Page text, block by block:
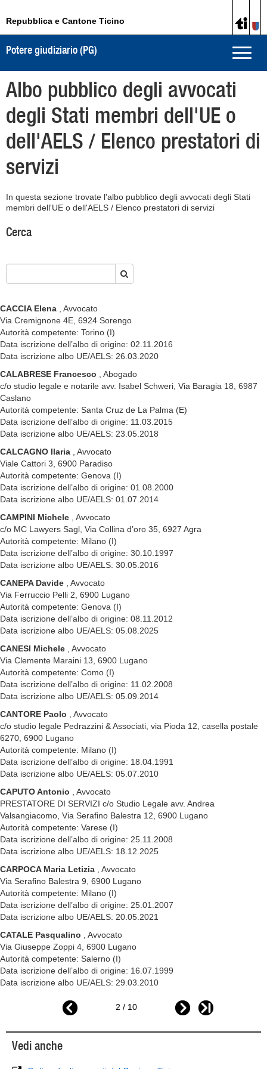
Repubblica e Cantone Ticino
Toggle
Potere giudiziario (PG)
Albo pubblico degli avvocati
degli Stati membri dell'UE o
dell'AELS / Elenco prestatori di
servizi
In questa sezione trovate l'albo pubblico degli avvocati degli Stati
membri dell'UE o dell'AELS / Elenco prestatori di servizi
Cerca
CACCIA Elena , Avvocato
Via Cremignone 4E, 6924 Sorengo
Autorità competente: Torino (I)
Data iscrizione dell’albo di origine: 02.11.2016
Data iscrizione albo UE/AELS: 26.03.2020
CALABRESE Francesco , Abogado
c/o studio legale e notarile avv. Isabel Schweri, Via Baragia 18, 6987
Caslano
Autorità competente: Santa Cruz de La Palma (E)
Data iscrizione dell’albo di origine: 11.03.2015
Data iscrizione albo UE/AELS: 23.05.2018
CALCAGNO Ilaria , Avvocato
Viale Cattori 3, 6900 Paradiso
Autorità competente: Genova (I)
Data iscrizione dell’albo di origine: 01.08.2000
Data iscrizione albo UE/AELS: 01.07.2014
CAMPINI Michele
, Avvocato
c/o MC Lawyers Sagl, Via Collina d’oro 35, 6927 Agra
Autorità competente: Milano (I)
Data iscrizione dell’albo di origine: 30.10.1997
Data iscrizione albo UE/AELS: 30.05.2016
CANEPA Davide , Avvocato
Via Ferruccio Pelli 2, 6900 Lugano
Autorità competente: Genova (I)
Data iscrizione dell’albo di origine: 08.11.2012
Data iscrizione albo UE/AELS: 05.08.2025
CANESI Michele , Avvocato
Via Clemente Maraini 13, 6900 Lugano
Autorità competente: Como (I)
Data iscrizione dell’albo di origine: 11.02.2008
Data iscrizione albo UE/AELS: 05.09.2014
CANTORE Paolo , Avvocato
c/o studio legale Pedrazzini & Associati, via Pioda 12, casella postale
6270, 6900 Lugano
Autorità competente: Milano (I)
Data iscrizione dell’albo di origine: 18.04.1991
Data iscrizione albo UE/AELS: 05.07.2010
CAPUTO Antonio , Avvocato
PRESTATORE DI SERVIZI c/o Studio Legale avv. Andrea
Valsangiacomo, Via Serafino Balestra 12, 6900 Lugano
Autorità competente: Varese (I)
Data iscrizione dell’albo di origine: 25.11.2008
Data iscrizione albo UE/AELS: 18.12.2025
CARPOCA Maria Letizia
, Avvocato
Via Serafino Balestra 9, 6900 Lugano
Autorità competente: Milano (I)
Data iscrizione dell’albo di origine: 25.01.2007
Data iscrizione albo UE/AELS: 20.05.2021
CATALE Pasqualino
, Avvocato
Via Giuseppe Zoppi 4, 6900 Lugano
Autorità competente: Salerno (I)
Data iscrizione dell’albo di origine: 16.07.1999
Data iscrizione albo UE/AELS: 29.03.2010
2 / 10
Vedi anche